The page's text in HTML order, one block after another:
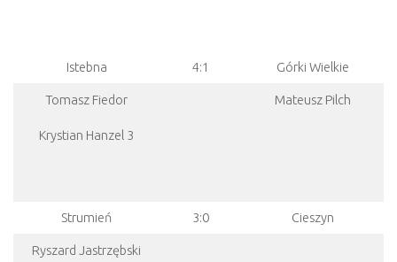
Istebna 4:1 Górki Wielkie
Tomasz Fiedor
Krystian Hanzel 3
Mateusz Pilch
Strumień 3:0 Cieszyn
Ryszard Jastrzębski